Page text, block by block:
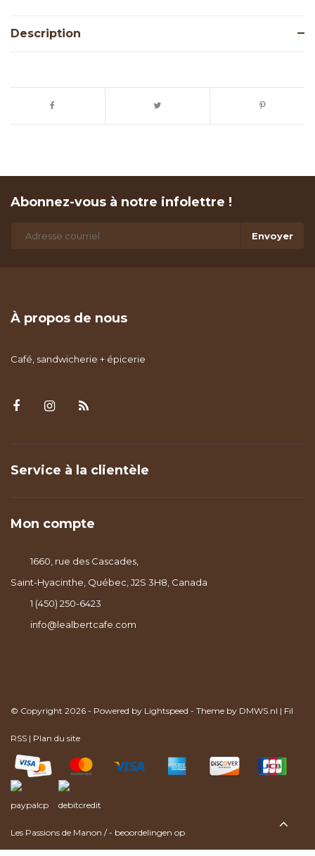
Description
Abonnez-vous à notre infolettre !
Envoyer
À propos de nous
Café, sandwicherie + épicerie
Service à la clientèle
Mon compte
1660, rue des Cascades,
Saint-Hyacinthe, Québec, J2S 3H8, Canada
1 (450) 250-6423
info@lealbertcafe.com
© Copyright 2026 - Powered by Lightspeed - Theme by DMWS.nl | Fil
RSS | Plan du site
Les Passions de Manon /- beoordelingen op